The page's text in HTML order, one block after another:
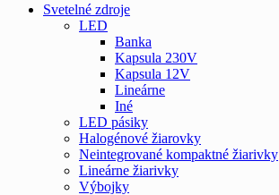
Svetelné zdroje
LED
Banka
Kapsula 230V
Kapsula 12V
Lineárne
Iné
LED pásiky
Halogénové žiarovky
Neintegrované kompaktné žiarivky
Lineárne žiarivky
Výbojky